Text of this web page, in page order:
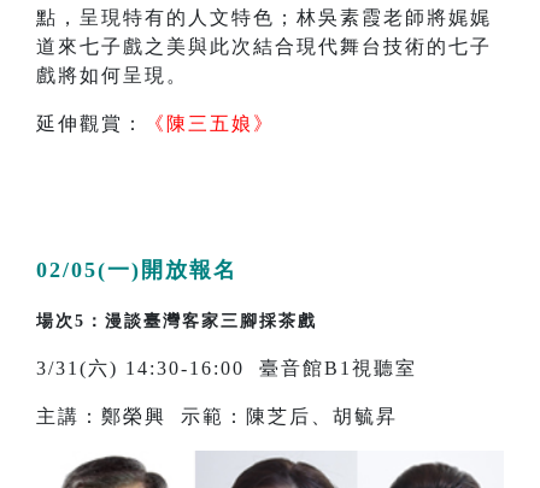
點，呈現特有的人文特色；林吳素霞老師將娓娓
道來七子戲之美與此次結合現代舞台技術的七子
戲將如何呈現。
延伸觀賞： 《 陳三五娘 》
02/05(一)開放報名
場次5：漫談臺灣客家三腳採茶戲
3/31(六) 14:30-16:00 臺音館B1視聽室
主講：鄭榮興 示範：陳芝后、胡毓昇